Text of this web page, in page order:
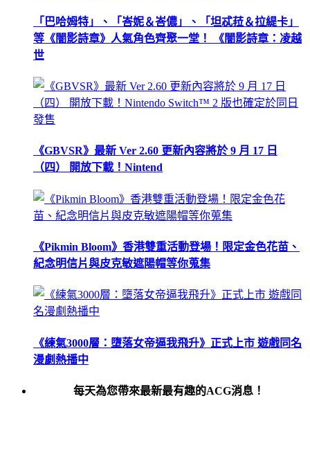
「巴哈姆特」、「峇妮＆峇儂」、「坦忒菈＆拉緹卡」
等《闇影詩章》人氣角色齊聚一堂！ 《闇影詩章：凌越
世
《GBVSR》最新 Ver 2.60 更新內容將於 9 月 17 日
（四） 開放下載！Nintend
《Pikmin Bloom》香港雙重活動登場！限定金色花苗、
紀念明信片與皮克敏遮陽帽等你蒐集
《練氣3000層：墮落女帝逼我飛升》正式上市 遊戲同名
漫劇熱播中
每天為您帶來最新最有趣的ACG消息！